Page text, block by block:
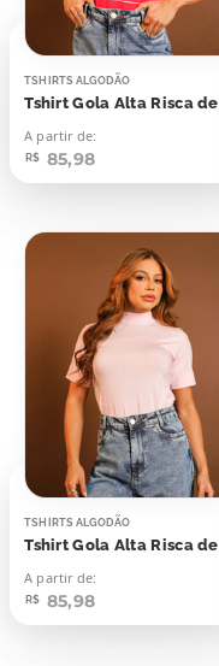
TSHIRTS ALGODÃO
A partir de:
R$ 85,98
TSHIRTS ALGODÃO
A partir de:
R$ 85,98